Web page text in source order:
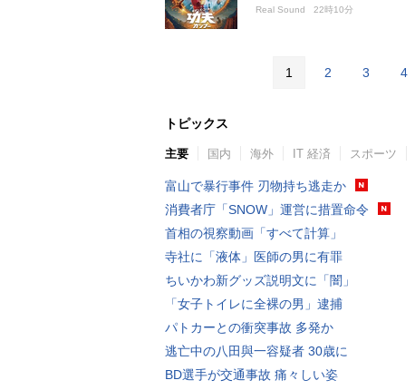
Real Sound 22時10分
1 2 3 4
トピックス
主要 国内 海外 IT 経済 スポーツ
富山で暴行事件 刃物持ち逃走か
消費者庁「SNOW」運営に措置命令
首相の視察動画「すべて計算」
寺社に「液体」医師の男に有罪
ちいかわ新グッズ説明文に「闇」
「女子トイレに全裸の男」逮捕
パトカーとの衝突事故 多発か
逃亡中の八田與一容疑者 30歳に
BD選手が交通事故 痛々しい姿